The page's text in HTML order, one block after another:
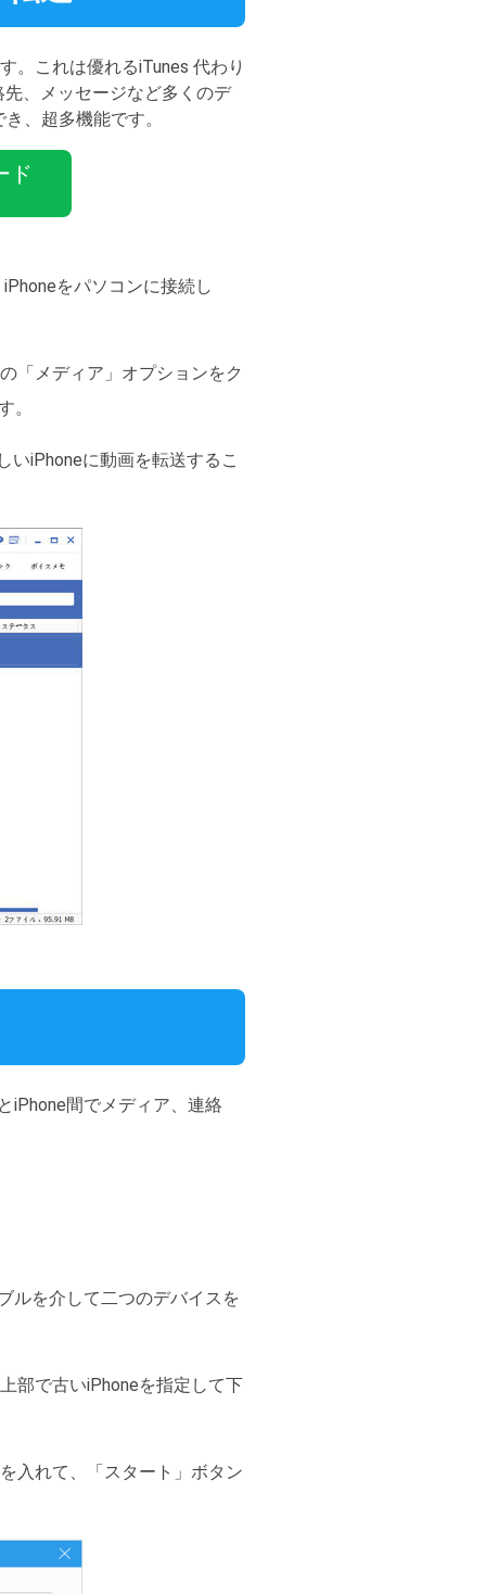
。これは優れるiTunes 代わり
、メッセージなど多くのデ
、超多機能です。
ド
をパソコンに接続し
「メディア」オプションをク
。
いiPhoneに動画を転送するこ
iPhone間でメディア、連絡
ルを介して二つのデバイスを
部で古いiPhoneを指定して下
入れて、「スタート」ボタン